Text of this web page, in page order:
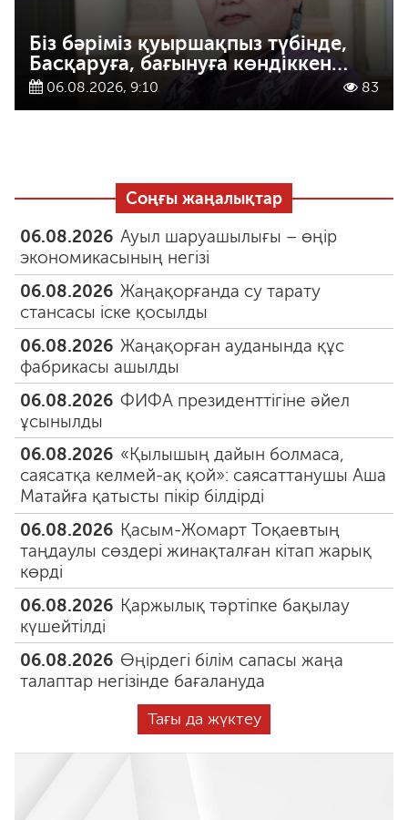
Біз бәріміз қуыршақпыз түбінде,
Басқаруға, бағынуға көндіккен…
06.08.2026, 9:10 83
Соңғы жаңалықтар
06.08.2026 Ауыл шаруашылығы – өңір
экономикасының негізі
06.08.2026 Жаңақорғанда су тарату
стансасы іске қосылды
06.08.2026 Жаңақорған ауданында құс
фабрикасы ашылды
06.08.2026 ФИФА президенттігіне әйел
ұсынылды
06.08.2026 «Қылышың дайын болмаса,
саясатқа келмей-ақ қой»: саясаттанушы Аша
Матайға қатысты пікір білдірді
06.08.2026 Қасым-Жомарт Тоқаевтың
таңдаулы сөздері жинақталған кітап жарық
көрді
06.08.2026 Қаржылық тәртіпке бақылау
күшейтілді
06.08.2026 Өңірдегі білім сапасы жаңа
талаптар негізінде бағалануда
Тағы да жүктеу